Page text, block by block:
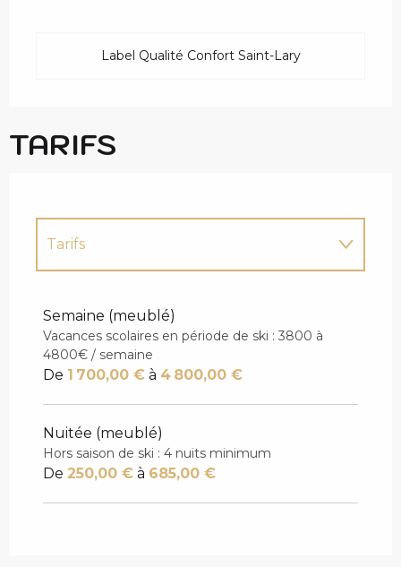
Label Qualité Confort Saint-Lary
TARIFS
Tarifs
Semaine (meublé)
Vacances scolaires en période de ski : 3800 à
4800€ / semaine
De 1 700,00 € à 4 800,00 €
Nuitée (meublé)
Hors saison de ski : 4 nuits minimum
De 250,00 € à 685,00 €